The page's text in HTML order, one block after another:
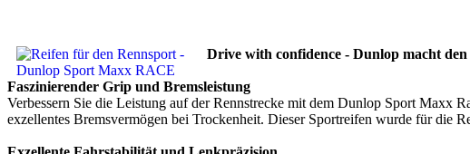
Drive with confidence - Dunlop macht den
Faszinierender Grip und Bremsleistung
Verbessern Sie die Leistung auf der Rennstrecke mit dem Dunlop Sport Maxx
exzellentes Bremsvermögen bei Trockenheit. Dieser Sportreifen wurde für die